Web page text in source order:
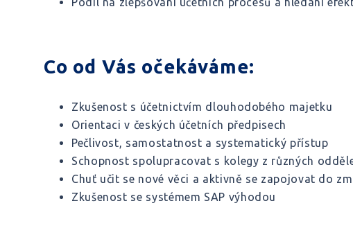
Co od Vás očekáváme:
Zkušenost s účetnictvím dlouhodobého majetku
Orientaci v českých účetních předpisech
Pečlivost, samostatnost a systematický přístup
Schopnost spolupracovat s kolegy z různých
Chuť učit se nové věci a aktivně se zapojovat do
Zkušenost se systémem SAP výhodou